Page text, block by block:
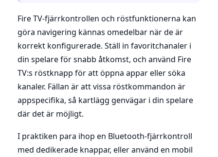
Fire TV-fjärrkontrollen och röstfunktionerna kan
göra navigering kännas omedelbar när de är
korrekt konfigurerade. Ställ in favoritchanaler i
din spelare för snabb åtkomst, och använd Fire
TV:s röstknapp för att öppna appar eller söka
kanaler. Fällan är att vissa röstkommandon är
appspecifika, så kartlägg genvägar i din spelare
där det är möjligt.
I praktiken para ihop en Bluetooth-fjärrkontroll
med dedikerade knappar, eller använd en mobil